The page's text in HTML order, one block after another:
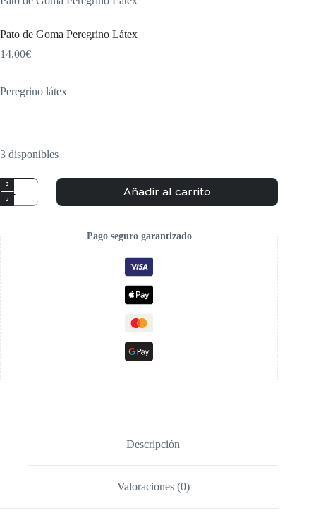
Pato de Goma Peregrino Látex
14,00€
Peregrino látex
3 disponibles
Añadir al carrito
Pago seguro garantizado
Descripción
Valoraciones (0)